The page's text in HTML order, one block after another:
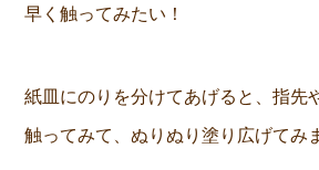
早く触ってみたい！
紙皿にのりを分けてあげると、指先
触ってみて、ぬりぬり塗り広げてみ